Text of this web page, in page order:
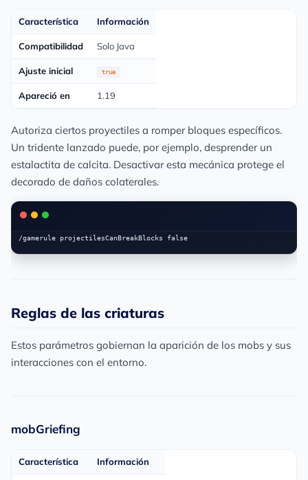
Característica Información
Compatibilidad Solo Java
Ajuste inicial true
Apareció en 1.19
Autoriza ciertos proyectiles a romper bloques específicos.
Un tridente lanzado puede, por ejemplo, desprender un
estalactita de calcita. Desactivar esta mecánica protege el
decorado de daños colaterales.
Reglas de las criaturas
Estos parámetros gobiernan la aparición de los mobs y sus
interacciones con el entorno.
mobGriefing
Característica Información